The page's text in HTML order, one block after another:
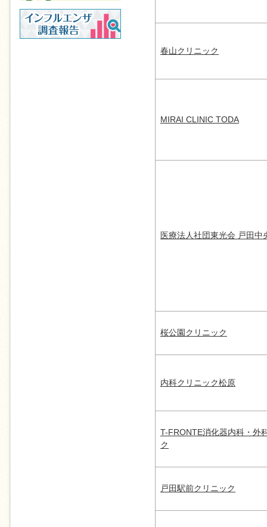
春山クリニック
MIRAI CLINIC TODA
医療法人社団東光会 戸田中
桜公園クリニック
内科クリニック松原
T-FRONTE消化器内科・外
ク
戸田駅前クリニック